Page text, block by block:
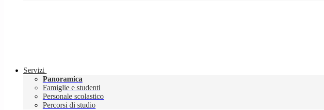
Servizi
Panoramica
Famiglie e studenti
Personale scolastico
Percorsi di studio